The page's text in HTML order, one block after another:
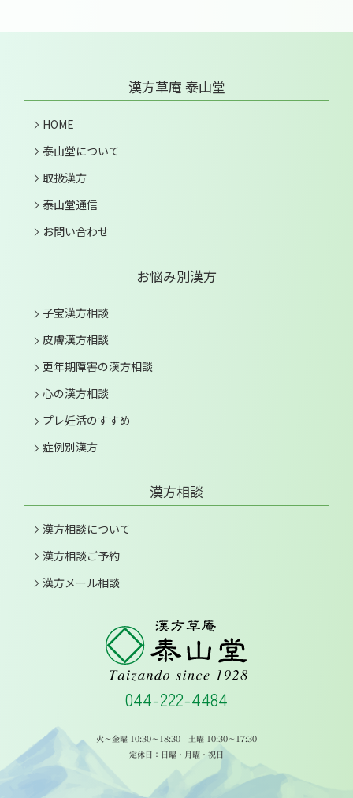
漢方草庵 泰山堂
HOME
泰山堂について
取扱漢方
泰山堂通信
お問い合わせ
お悩み別漢方
子宝漢方相談
皮膚漢方相談
更年期障害の漢方相談
心の漢方相談
プレ妊活のすすめ
症例別漢方
漢方相談
漢方相談について
漢方相談ご予約
漢方メール相談
044-222-4484
火～金曜 10:30～18:30 土曜 10:30～17:30
定休日：日曜・月曜・祝日